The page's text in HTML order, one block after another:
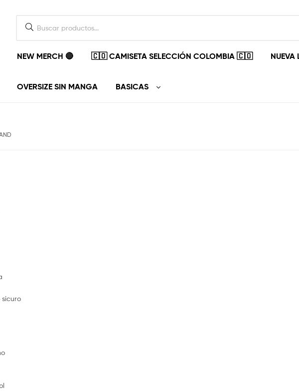
NEW MERCH 🔴 🇨🇴 CAMISETA SELECCIÓN COLOMBIA 🇨🇴 NUEVA
OVERSIZE SIN MANGA BASICAS